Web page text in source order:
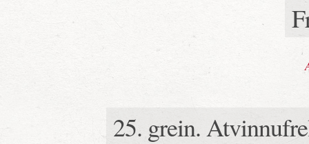
25. grein.